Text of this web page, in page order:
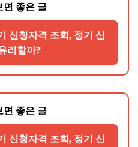
면 좋은 글
신청자격 조회, 정기 신
리할까?
면 좋은 글
신청자격 조회, 정기 신